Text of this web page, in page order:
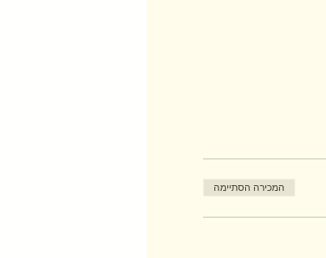
המכירה הסתיימה